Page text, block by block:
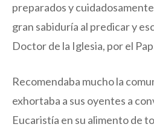
preparados y
gran sabiduría al predicar y
Doctor de la Iglesia, por el
Recomendaba mucho la
exhortaba a sus oyentes a
Eucaristía en su alimento de